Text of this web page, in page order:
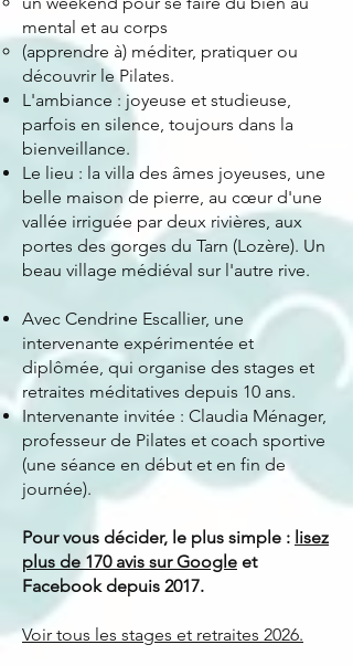
mental et au corps
(apprendre à) méditer, pratiquer ou
découvrir le Pilates.
L'ambiance : joyeuse et studieuse,
parfois en silence, toujours dans la
bienveillance.
Le lieu : la villa des âmes joyeuses, une
belle maison de pierre, au cœur d'une
vallée irriguée par deux rivières, aux
portes des gorges du Tarn (Lozère). Un
beau village médiéval sur l'autre rive.​​
Avec Cendrine Escallier, une
intervenante expérimentée et
diplômée, qui organise des stages et
retraites méditatives depuis 10 ans.
Intervenante invitée : Claudia Ménager,
professeur de Pilates et coach sportive
(une séance en début et en fin de
journée).
Pour vous décider, le plus simple : lisez
plus de 170 avis sur Google et
Facebook depuis 2017.
Voir tous les stages et retraites 2026.